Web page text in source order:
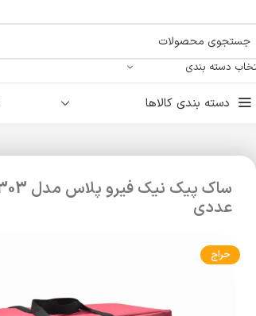
دسته بندی
دسته بندی کالاها
عددی
حراج